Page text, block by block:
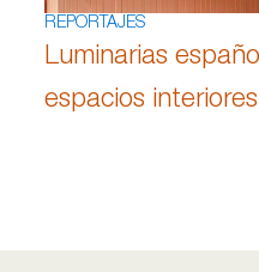
Luminarias
espacios
REPORTAJES